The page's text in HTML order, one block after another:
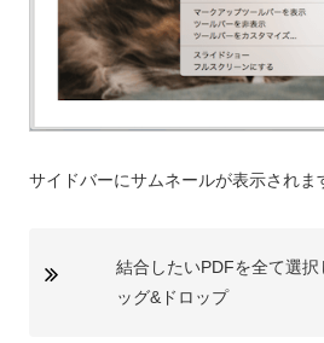
サイドバーにサムネールが表示されま
結合したいPDFを全て選
ッグ&ドロップ